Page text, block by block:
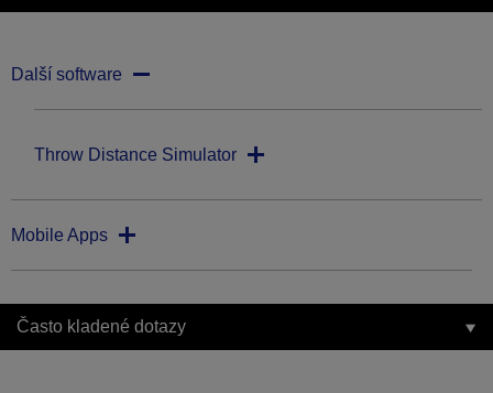
Další software
Throw Distance Simulator
Mobile Apps
Často kladené dotazy